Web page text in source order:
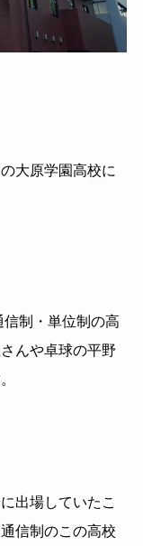
大原学園高校に
制・単位制の高
んや卓球の平野
出場していたこ
信制のこの高校